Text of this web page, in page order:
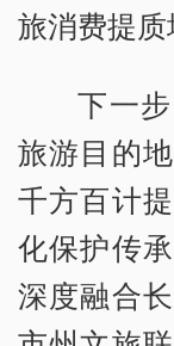
旅消费提质
下一
旅游目的
千方百计
化保护传
深度融合